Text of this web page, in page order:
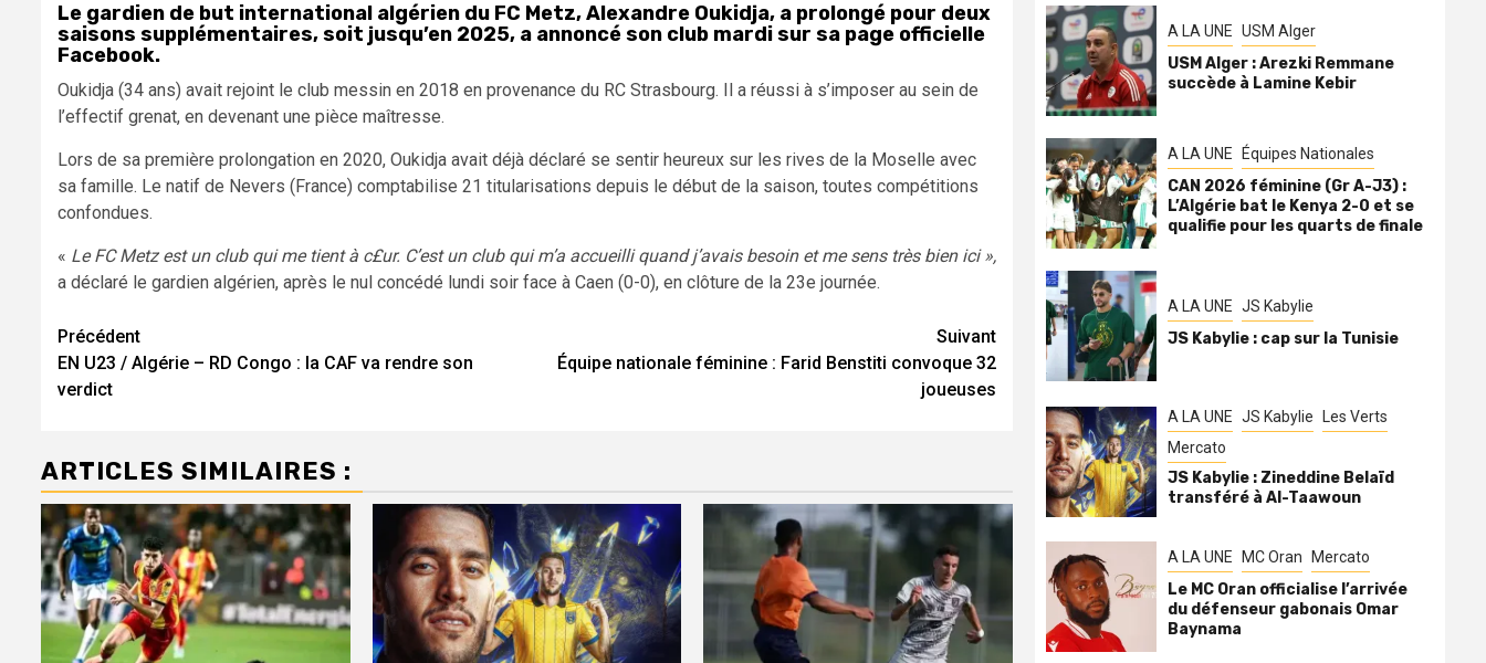
Le gardien de but international algérien du FC Metz, Alexandre Oukidja, a prolongé pour deux
saisons supplémentaires, soit jusqu’en 2025, a annoncé son club mardi sur sa page officielle
Facebook.
Oukidja (34 ans) avait rejoint le club messin en 2018 en provenance du RC Strasbourg. Il a réussi à s’imposer au sein de
l’effectif grenat, en devenant une pièce maîtresse.
Lors de sa première prolongation en 2020, Oukidja avait déjà déclaré se sentir heureux sur les rives de la Moselle avec
sa famille. Le natif de Nevers (France) comptabilise 21 titularisations depuis le début de la saison, toutes compétitions
confondues.
« Le FC Metz est un club qui me tient à c£ur. C’est un club qui m’a accueilli quand j’avais besoin et me sens très bien ici »,
a déclaré le gardien algérien, après le nul concédé lundi soir face à Caen (0-0), en clôture de la 23e journée.
Navigation
d’article
Précédent
EN U23 / Algérie – RD Congo : la CAF va rendre son
verdict
Suivant
Équipe nationale féminine : Farid Benstiti convoque 32
joueuses
ARTICLES SIMILAIRES :
A LA UNE USM Alger
USM Alger : Arezki Remmane
succède à Lamine Kebir
A LA UNE Équipes Nationales
CAN 2026 féminine (Gr A-J3) :
L’Algérie bat le Kenya 2-0 et se
qualifie pour les quarts de finale
A LA UNE JS Kabylie
JS Kabylie : cap sur la Tunisie
A LA UNE JS Kabylie
Les Verts
Mercato
JS Kabylie : Zineddine Belaïd
transféré à Al-Taawoun
A LA UNE MC Oran Mercato
Le MC Oran officialise l’arrivée
du défenseur gabonais Omar
Baynama